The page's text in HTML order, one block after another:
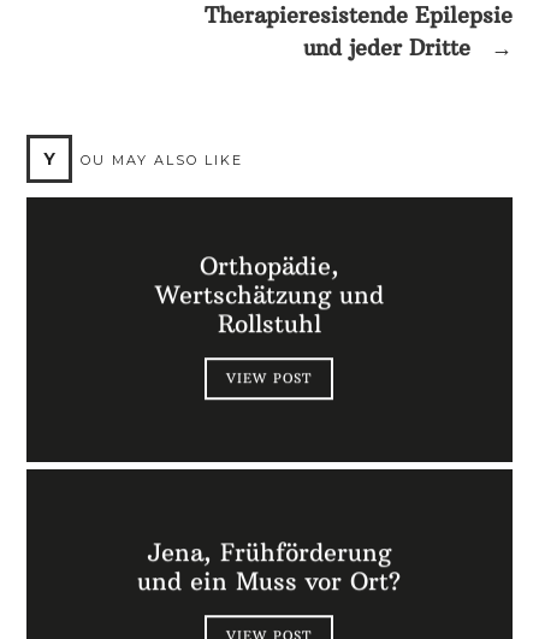
Therapieresistende Epilepsie
und jeder Dritte
→
Y OU MAY ALSO LIKE
Orthopädie,
Wertschätzung und
Rollstuhl
VIEW POST
Jena, Frühförderung
und ein Muss vor Ort?